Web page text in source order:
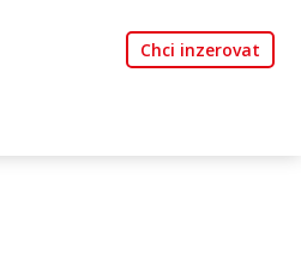
Chci inzerovat